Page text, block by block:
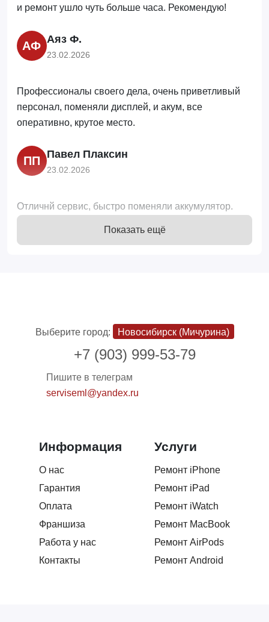
и ремонт ушло чуть больше часа. Рекомендую!
АФ Аяз Ф.
23.02.2026
Профессионалы своего дела, очень приветливый
персонал, поменяли дисплей, и акум, все
оперативно, крутое место.
ПП Павел Плаксин
23.02.2026
Отличнй сервис, быстро поменяли аккумулятор.
всё отремонтируют. Воощем всем советую этот
Маргарита М.
22.02.2026
дисплея, ребята помогли определится с выбором и
подсказали ,что будет лучше. Большое спасибо
вежлевому персоналу за оказаные услуги. В
Роман Гатауллин
21.02.2026
Показать ещё
Выберите город: Новосибирск (Мичурина)
+7 (903) 999-53-79
Пишите в телеграм
serviseml@yandex.ru
Информация
О нас
Гарантия
Оплата
Франшиза
Работа у нас
Контакты
Услуги
Ремонт iPhone
Ремонт iPad
Ремонт iWatch
Ремонт MacBook
Ремонт AirPods
Ремонт Android